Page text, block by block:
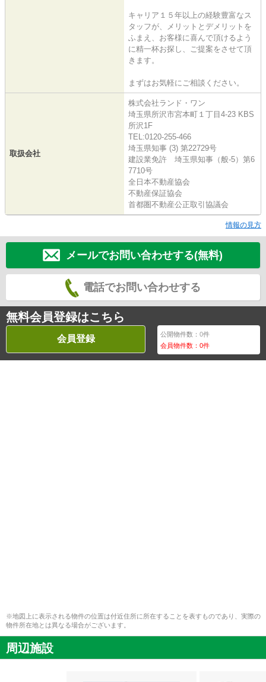
キャリア１５年以上の経験豊富なス
タッフが、メリットとデメリットを
ふまえ、お客様に喜んで頂けるよう
に精一杯お探し、ご提案をさせて頂
きます。
まずはお気軽にご相談ください。
取扱会社
株式会社ランド・ワン
埼玉県所沢市宮本町１丁目4-23 KBS
所沢1F
TEL:0120-255-466
埼玉県知事 (3) 第22729号
建設業免許 埼玉県知事（般-5）第6
7710号
全日本不動産協会
不動産保証協会
首都圏不動産公正取引協議会
情報の見方
メールでお問い合わせする(無料)
電話でお問い合わせする
無料会員登録はこちら
会員登録 公開物件数：0件
会員物件数：0件
※地図上に表示される物件の位置は付近住所に所在することを表すものであり、実際の
物件所在地とは異なる場合がございます。
周辺施設